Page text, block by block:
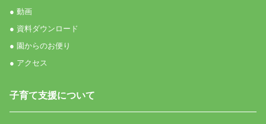
● 動画
● 資料ダウンロード
● 園からのお便り
● アクセス
子育て支援について